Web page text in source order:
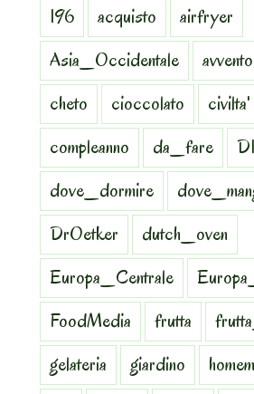
196 acquisto
airfryer
Asia_Occidentale
avvento
cheto
cioccolato civilta'
compleanno
da_fare
dove_dormire
DrOetker
dutch_oven
Europa_Centrale
FoodMedia
frutta
gelateria
giardino